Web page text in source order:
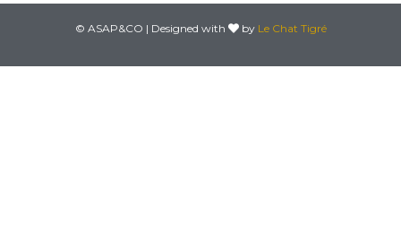
© ASAP&CO | Designed with by Le Chat Tigré